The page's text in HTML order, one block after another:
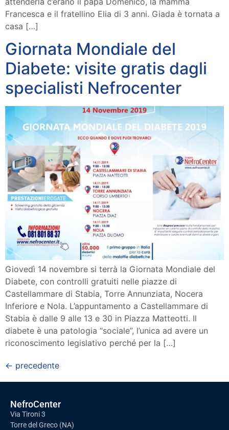
Francesca e il fratellino Elia di 3 anni. Giada è tornata a
casa […]
Giornata Mondiale del
Diabete: visite gratis dagli
specialisti Nefrocenter
Giovedì 14 novembre si terrà la Giornata Mondiale del
Diabete, con controlli gratuiti nelle piazze di
Castellammare di Stabia, Torre Annunziata, Nocera
Inferiore e Nola. L’appuntamento a Castellammare di
Stabia è dalle 9 alle 13 e 30 in Piazza Matteotti. Il
diabete è una patologia “sociale”, l’unica ad avere un
riconoscimento legislativo perché per la […]
← precedente
NefroCenter
Via Tironi 3
Torre del Greco (NA)